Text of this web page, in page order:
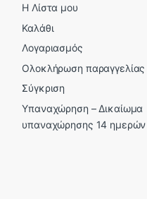
Η Λίστα μου
Καλάθι
Λογαριασμός
Ολοκλήρωση παραγγελίας
Σύγκριση
Υπαναχώρηση – Δικαίωμα
υπαναχώρησης 14 ημερών